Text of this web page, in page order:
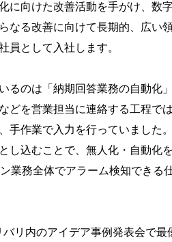
に向けた改善活動を手がけ、数
なる改善に向けて長期的、広い
員として入社します。
るのは「納期回答業務の自動化
どを営業担当に連絡する工程で
手作業で入力を行っていました
し込むことで、無人化・自動化
業務全体でアラーム検知できる
リ内のアイデア事例発表会で